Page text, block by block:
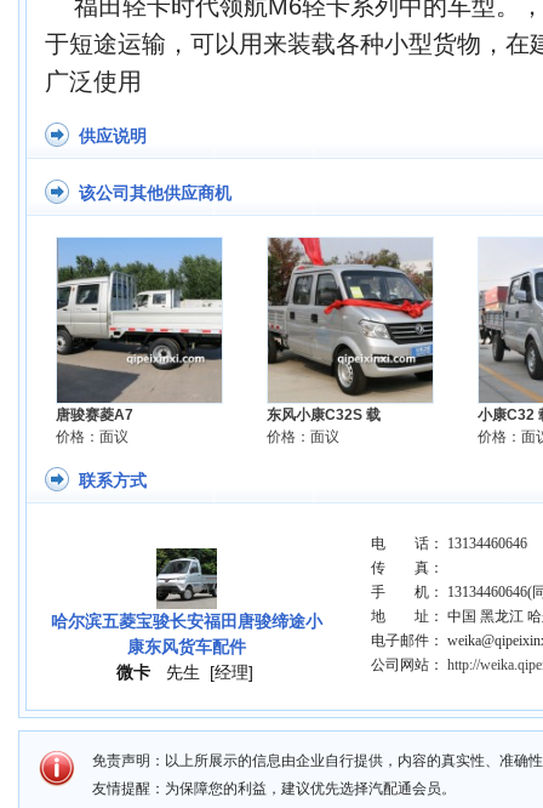
福田轻卡时代领航M6轻卡系列中的车型。
于短途运输，可以用来装载各种小型货物，在
广泛使用
供应说明
该公司其他供应商机
唐骏赛菱A7
价格：面议
东风小康C32S 载
价格：面议
小康C32
价格：面
联系方式
哈尔滨五菱宝骏长安福田唐骏缔途小
康东风货车配件
微卡
先生 [经理]
电 话： 13134460646
传 真：
手 机： 13134460646(
地 址： 中国 黑龙江 哈
电子邮件：
公司网站：http://
免责声明：以上所展示的信息由企业自行提供，内容的真实性、准确
友情提醒：为保障您的利益，建议优先选择汽配通会员。